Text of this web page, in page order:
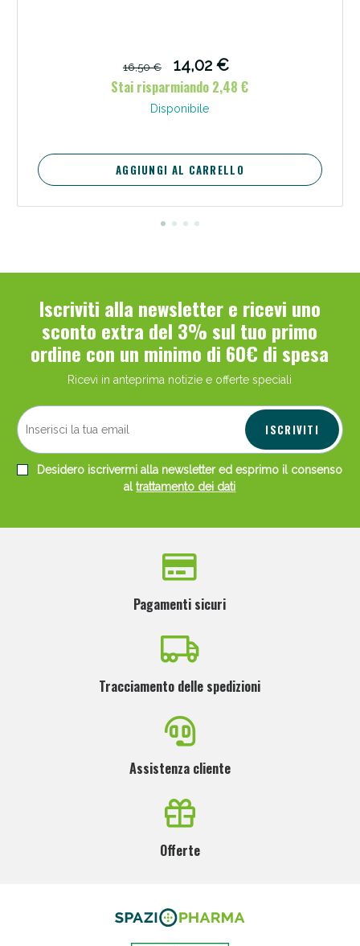
16,50 €
14,02 €
Stai risparmiando 2,48 €
Disponibile
AGGIUNGI AL CARRELLO
Iscriviti alla newsletter e ricevi uno
sconto extra del 3% sul tuo primo
ordine con un minimo di 60€ di spesa
Ricevi in anteprima notizie e offerte speciali
ISCRIVITI
Desidero iscrivermi alla newsletter ed esprimo il consenso
altrattamento dei dati
Pagamenti sicuri
Tracciamento delle spedizioni
Assistenza cliente
Offerte